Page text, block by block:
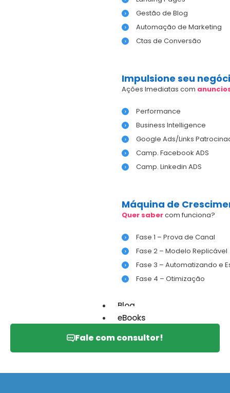
Gestão de Blog
Automação de Marketing
Ctas de Conversão
Impulsione seu
Ações Imediatas com
Performance
Business Intelligence
Google Ads/Links
Camp. Facebook ADS
Camp. Linkedin ADS
Máquina de
Quer sabercom funciona?
Fase 1 – Prova de Canal
Fase 2 – Modelo Replicável
Fase 3 – Automatizando e
Fase 4 – Otimização
Blog
eBooks
Fale com consultor!